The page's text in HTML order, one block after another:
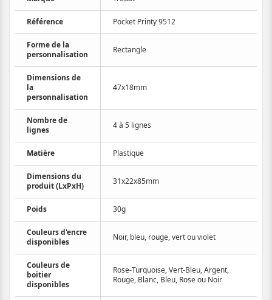
Référence Pocket Printy 9512
Forme de la
personnalisation
Rectangle
Dimensions de
la
personnalisation
47x18mm
Nombre de
lignes
4 à 5 lignes
Matière Plastique
Dimensions du
produit (LxPxH)
31x22x85mm
Poids 30g
Couleurs d'encre
disponibles
Noir, bleu, rouge, vert ou violet
Couleurs de
boitier
disponibles
Rose-Turquoise, Vert-Bleu, Argent,
Rouge, Blanc, Bleu, Rose ou Noir